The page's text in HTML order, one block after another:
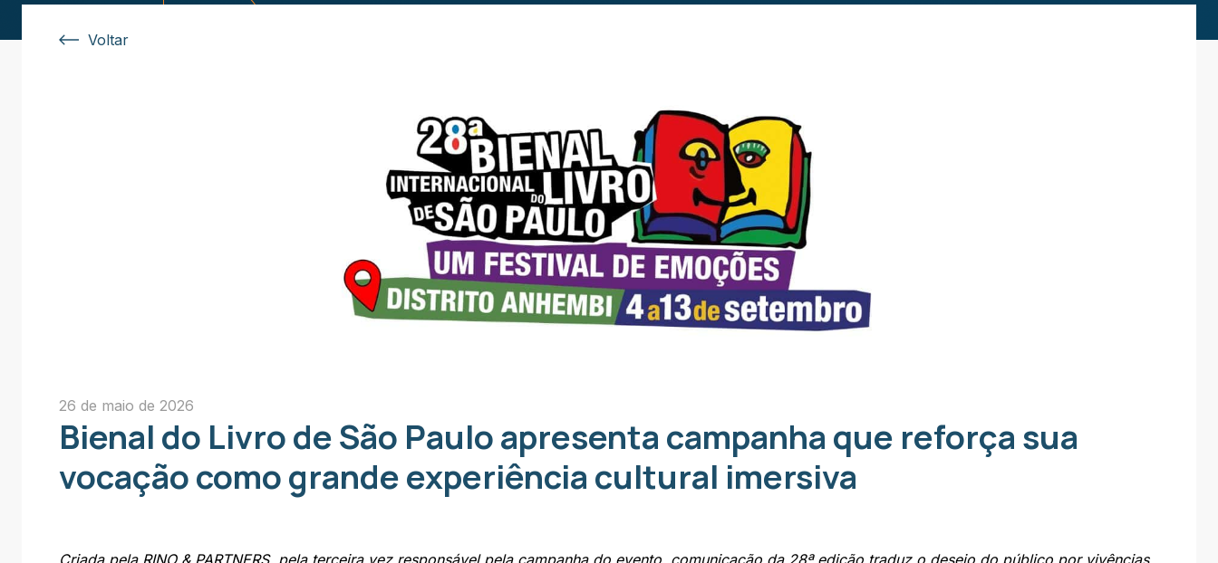
Voltar
26 de maio de 2026
Bienal do Livro de São Paulo apresenta campanha que reforça sua
vocação como grande experiência cultural imersiva
Criada pela RINO & PARTNERS, pela terceira vez responsável pela campanha do evento, comunicação da 28ª edição traduz o desejo do público por vivências